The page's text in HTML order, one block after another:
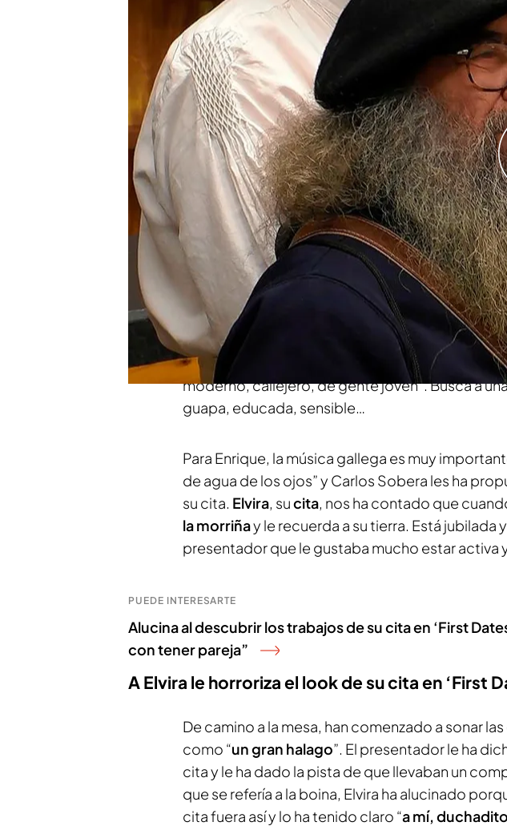
Descubre cómo ha reaccionado Elvira al ver
barba sin cortar desde hace 8 años
Enrique y su banda ponen música tradicional
Dates’
Una madre y una hija encuentran la foto de
Dates’: “Ya nos vemos comiendo juntos”
Compartir
A ritmo de pandereta y gaitas, y acompañado
tradicional gallega,
ha venido a‘First
soltero quería sentirse arropado, es un tipo
Carlos Sobera
8 años sin
moderno, callejero, de gente joven”. Busca a
guapa, educada, sensible…
Para Enrique, la música gallega es muy
de agua de los ojos” y Carlos Sobera les ha
su cita. Elvira, sucita, nos ha contado que
la morriñay le recuerda a su tierra. Está jubilada
presentador que le gustaba mucho estar activa
PUEDE INTERESARTE
Alucina al descubrir los trabajos de su cita en ‘First
con tener pareja”
A Elvira le horroriza el look de su cita en ‘First
De camino a la mesa, han comenzado a sonar
como “un gran halago”. El presentador le ha
cita y le ha dado la pista de que llevaban un
que se refería a la boina, Elvira ha alucinado
cita fuera así y lo ha tenido claro “a mí,